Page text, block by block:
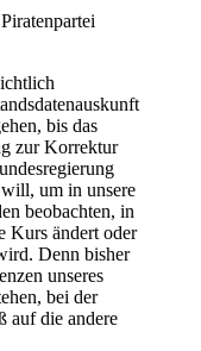
bis das
zur Korrektur
um in unsere
beobachten, in
Kurs ändert oder
Denn bisher
unseres
bei der
auf die andere